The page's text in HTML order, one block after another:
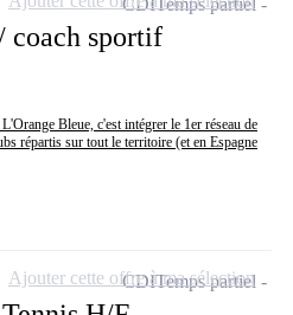
coach sportif
Bleue, c'est intégrer le 1er réseau de
répartis sur tout le territoire (et en Espagne
CDITemps partiel
CDITemps partiel
Ajouter cette offre à ma sélection